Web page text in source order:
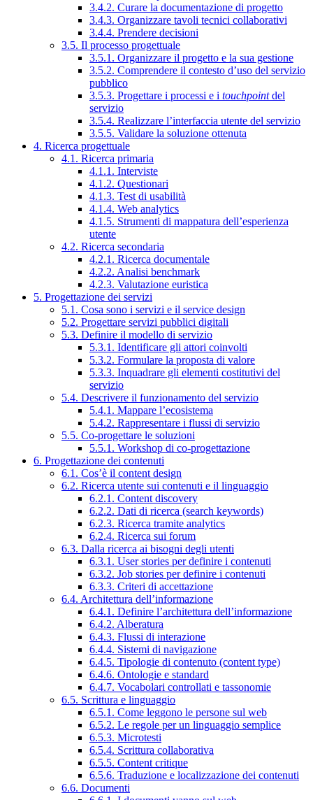
3.4.2. Curare la documentazione di progetto
3.4.3. Organizzare tavoli tecnici collaborativi
3.4.4. Prendere decisioni
3.5. Il processo progettuale
3.5.1. Organizzare il progetto e la sua gestione
3.5.2. Comprendere il contesto d’uso del servizio
pubblico
3.5.3. Progettare i processi e i touchpointdel
servizio
3.5.4. Realizzare l’interfaccia utente del servizio
3.5.5. Validare la soluzione ottenuta
4. Ricerca progettuale
4.1. Ricerca primaria
4.1.1. Interviste
4.1.2. Questionari
4.1.3. Test di usabilità
4.1.4. Web analytics
4.1.5. Strumenti di mappatura dell’esperienza
utente
4.2. Ricerca secondaria
4.2.1. Ricerca documentale
4.2.2. Analisi benchmark
4.2.3. Valutazione euristica
5. Progettazione dei servizi
5.1. Cosa sono i servizi e il service design
5.2. Progettare servizi pubblici digitali
5.3. Definire il modello di servizio
5.3.1. Identificare gli attori coinvolti
5.3.2. Formulare la proposta di valore
5.3.3. Inquadrare gli elementi costitutivi del
servizio
5.4. Descrivere il funzionamento del servizio
5.4.1. Mappare l’ecosistema
5.4.2. Rappresentare i flussi di servizio
5.5. Co-progettare le soluzioni
5.5.1. Workshop di co-progettazione
6. Progettazione dei contenuti
6.1. Cos’è il content design
6.2. Ricerca utente sui contenuti e il linguaggio
6.2.1. Content discovery
6.2.2. Dati di ricerca (search keywords)
6.2.3. Ricerca tramite analytics
6.2.4. Ricerca sui forum
6.3. Dalla ricerca ai bisogni degli utenti
6.3.1. User stories per definire i contenuti
6.3.2. Job stories per definire i contenuti
6.3.3. Criteri di accettazione
6.4. Architettura dell’informazione
6.4.1. Definire l’architettura dell’informazione
6.4.2. Alberatura
6.4.3. Flussi di interazione
6.4.4. Sistemi di navigazione
6.4.5. Tipologie di contenuto (content type)
6.4.6. Ontologie e standard
6.4.7. Vocabolari controllati e tassonomie
6.5. Scrittura e linguaggio
6.5.1. Come leggono le persone sul web
6.5.2. Le regole per un linguaggio semplice
6.5.3. Microtesti
6.5.4. Scrittura collaborativa
6.5.5. Content critique
6.5.6. Traduzione e localizzazione dei contenuti
6.6. Documenti